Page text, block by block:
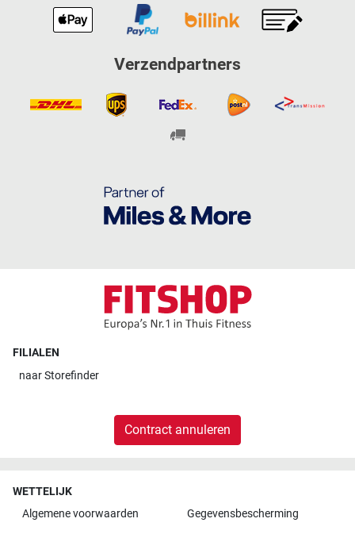
Verzendpartners
FILIALEN
naarStorefinder
Contract annuleren
WETTELIJK
Algemene voorwaarden
Gegevensbescherming